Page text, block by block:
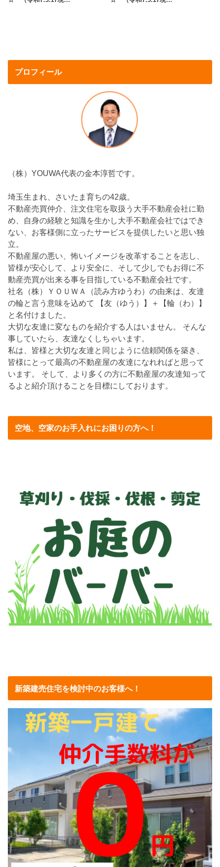
プロフィール
（株）YOUWA代表の金本淳哲です。
埼玉生まれ、さいたま育ちの42歳。
不動産売買仲介、注文住宅を取扱う大手不動産会社に勤
め、自身の経験と知識を生かし大手不動産会社ではでき
ない、お客様側に立ったサービスを提供したいと思い独
立。
不動産屋の悪い、怖いイメージを改革することを志し、
皆様が安心して、より安全に、そして少しでもお得に不
動産売買が出来る事を目指している不動産会社です。
社名（株）ＹＯＵＷＡ（読み方ゆうわ）の由来は、友達
の輪と言う意味を込めて 【友（ゆう）】＋【輪（わ）】
と名付けました。
大切な友達に変なものを紹介する人はいません。 そんな
事していたら、友達なくしちゃいます。
私は、皆様と大切な友達と同じように信頼関係を築き、
皆様にとって最高の不動産屋の友達になれればと思って
います。 そして、より多くの方に不動産屋の友達知って
るよと紹介頂けることを目標にしております。
空地、空家のお手入れにお困りの方へ！
新築建売住宅を検討中のお客様へ！